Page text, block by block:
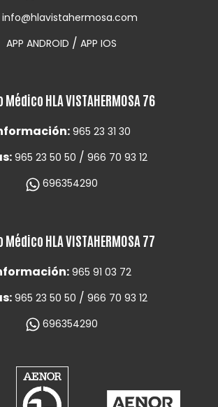
info@hlavistahermosa.com
APP ANDROID / APP IOS
HLA VISTAHERMOSA 76
965 23 31 30
965 23 50 50 / 966 70 93 12
696354290
HLA VISTAHERMOSA 77
965 91 03 72
965 23 50 50 / 966 70 93 12
696354290